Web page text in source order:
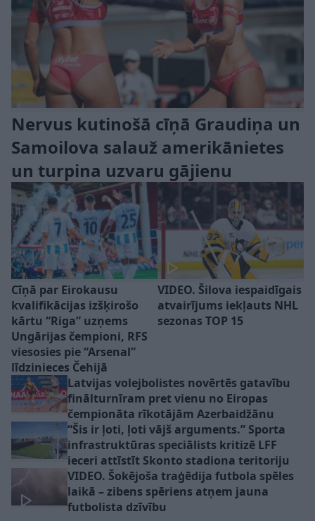
Nervus kutinošā cīņā Graudiņa un
Samoilova salauž amerikānietes
un turpina uzvaru gājienu
Cīņā par Eirokausu
kvalifikācijas izšķirošo
kārtu “Riga” uzņems
Ungārijas čempioni, RFS
viesosies pie “Arsenal”
līdzinieces Čehijā
VIDEO. Šilova iespaidīgais
atvairījums iekļauts NHL
sezonas TOP 15
Latvijas volejbolistes novērtēs gatavību
finālturnīram pret vienu no Eiropas
čempionāta rīkotājām Azerbaidžānu
“Šis ir ļoti, ļoti vājš arguments.” Sporta
infrastruktūras speciālists kritizē LFF
ieceri attīstīt Skonto stadiona teritoriju
VIDEO. Šokējoša traģēdija futbola spēles
laikā – zibens spēriens atņem jauna
futbolista dzīvību